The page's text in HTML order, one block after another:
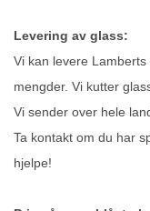
Levering av glass:
Vi kan levere
mengder. Vi kutter
Vi sender over hele
Ta kontakt om du har
hjelpe!